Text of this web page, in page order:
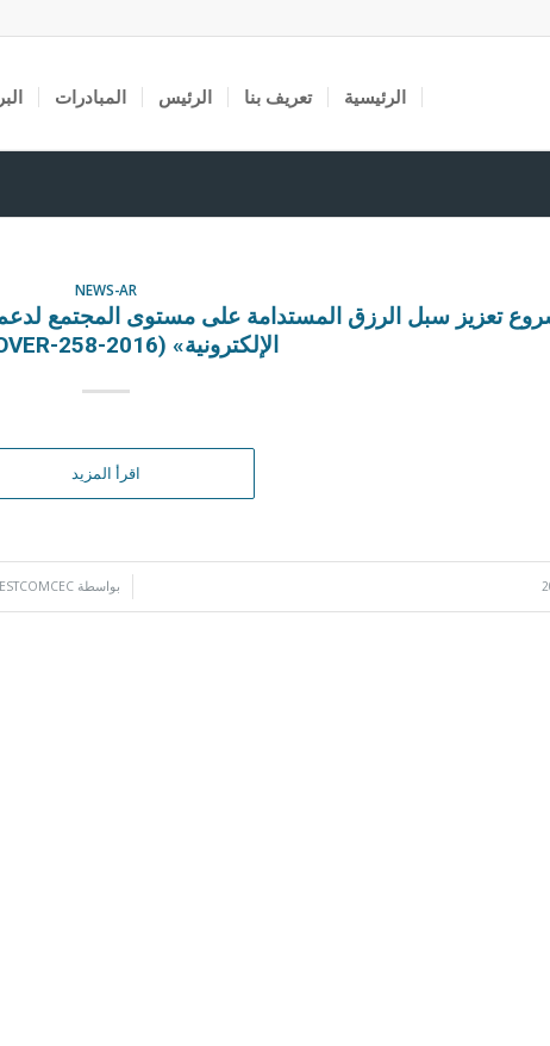
الرئيسية تعريف بنا الرئيس المبادرات
NEWS-AR
تعزيز سبل الرزق المستدامة على مستوى المجتمع
الإلكترونية» (2016-INDPOVER-258)
اقرأ المزيد
بواسطة